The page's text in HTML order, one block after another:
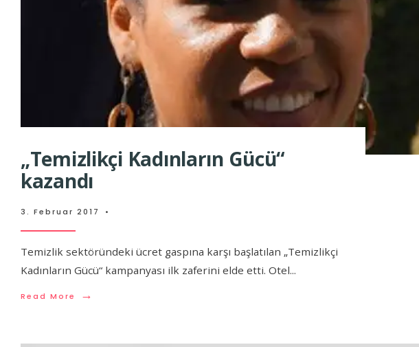
„Temizlikçi Kadınların Gücü“
kazandı
3. Februar 2017 •
Temizlik sektöründeki ücret gaspına karşı başlatılan „Temizlikçi
Kadınların Gücü“ kampanyası ilk zaferini elde etti. Otel...
Read More →